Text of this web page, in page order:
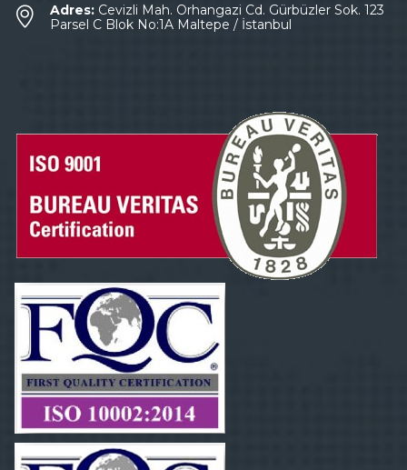
Adres: Cevizli Mah. Orhangazi Cd. Gürbüzler Sok. 123
Parsel C Blok No:1A Maltepe / İstanbul